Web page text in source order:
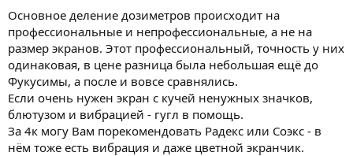
Основное деление дозиметров происходит на
профессиональные и непрофессиональные, а не на
размер экранов. Этот профессиональный, точность у них
одинаковая, в цене разница была небольшая ещё до
Фукусимы, а после и вовсе сравнялись.
Если очень нужен экран с кучей ненужных значков,
блютузом и вибрацией - гугл в помощь.
За 4к могу Вам порекомендовать Радекс или Соэкс - в
нём тоже есть вибрация и даже цветной экранчик.